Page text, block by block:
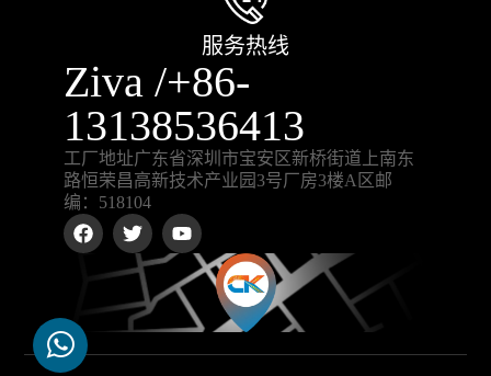
服务热线
Ziva /+86-
13138536413
工厂地址广东省深圳市宝安区新桥街道上南东
路恒荣昌高新技术产业园3号厂房3楼A区邮
编：518104